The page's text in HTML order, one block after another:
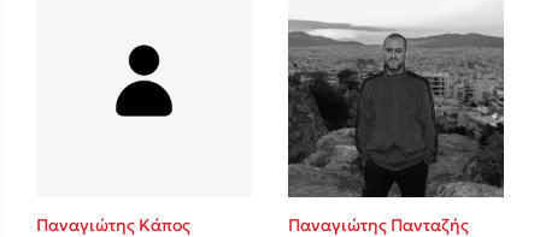
Παναγιώτης Κάπος Παναγιώτης Πανταζής